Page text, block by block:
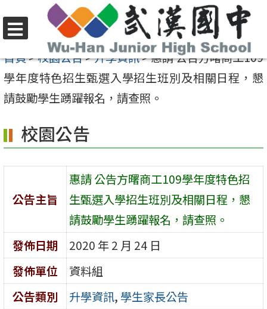
至
要
內
區
選
單
首頁>校園公告>升學資訊>惠請 公告方曙商工109
學年度特色招生甄選入學招生班別及相關日程，懇
請鼓勵學生踴躍報名，請查照。
校園公告
公告主旨
惠請 公告方曙商工109學年度特色招
生甄選入學招生班別及相關日程，懇
請鼓勵學生踴躍報名，請查照。
發佈日期
2020 年 2 月 24 日
發佈單位
資料組
公告類別
升學資訊, 學生家長公告